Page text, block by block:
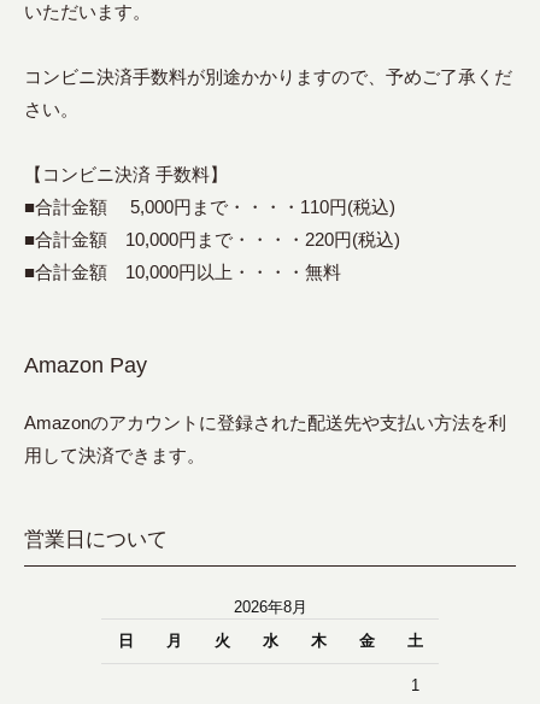
いただいます。
コンビニ決済手数料が別途かかりますので、予めご了承くだ
さい。
【コンビニ決済 手数料】
■合計金額 5,000円まで・・・・110円(税込)
■合計金額 10,000円まで・・・・220円(税込)
■合計金額 10,000円以上・・・・無料
Amazon Pay
Amazonのアカウントに登録された配送先や支払い方法を利
用して決済できます。
営業日について
2026年8月
日
月 火 水 木 金 土
1